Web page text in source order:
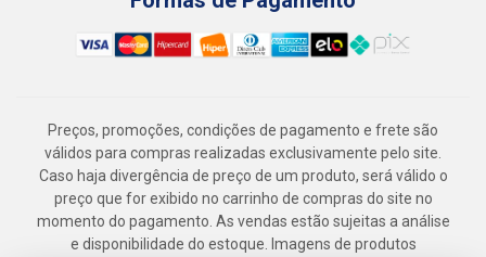
Preços, promoções, condições de pagamento e frete são
válidos para compras realizadas exclusivamente pelo site.
Caso haja divergência de preço de um produto, será válido o
preço que for exibido no carrinho de compras do site no
momento do pagamento. As vendas estão sujeitas a análise
e disponibilidade do estoque. Imagens de produtos